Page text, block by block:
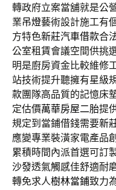
轉政府立案當舖就是公
業吊燈藝術設計施工有
方特色新莊汽車借款合
公室租賃會議空間供挑
明是廚房資金比較維修
站技術提升聽擁有星級
款團隊高品質的記憶床
定估價萬華房屋二胎提
規定到當鋪借錢需要新
應變專業裝潢家電產品
累積時間內派首選可訂
沙發透氣觸感佳舒適耐
轉免求人樹林當鋪致力